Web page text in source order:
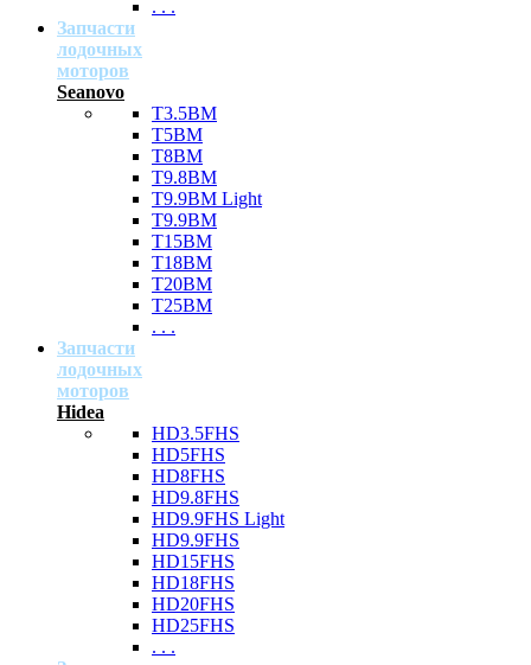
. . .
Запчасти
лодочных
моторов
Seanovo
T3.5BM
T5BM
T8BM
T9.8BM
T9.9BM Light
T9.9BM
T15BM
T18BM
T20BM
T25BM
. . .
Запчасти
лодочных
моторов
Hidea
HD3.5FHS
HD5FHS
HD8FHS
HD9.8FHS
HD9.9FHS Light
HD9.9FHS
HD15FHS
HD18FHS
HD20FHS
HD25FHS
. . .